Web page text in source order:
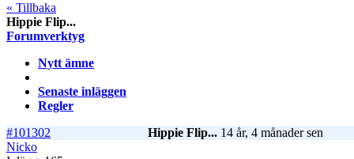
« Tillbaka
Hippie Flip...
Forumverktyg
Nytt ämne
Senaste inläggen
Regler
#101302
Hippie Flip... 14 år, 4 månader sen
Nicko